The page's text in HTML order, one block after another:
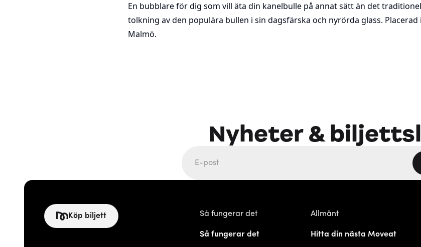
En bubblare för dig som vill äta din kanelbulle på annat sätt än det
tolkning av den populära bullen i sin dagsfärska och nyrörda glass.
Malmö.
Nyheter &
Köp biljett Så fungerar det
Så fungerar det
Allmänt
Hitta din nästa Moveat